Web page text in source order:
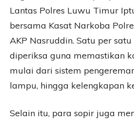
Lantas Polres Luwu Timur
bersama Kasat Narkoba
AKP Nasruddin. Satu per
diperiksa guna memastikan
mulai dari sistem
lampu, hingga kelengkapan
Selain itu, para sopir juga